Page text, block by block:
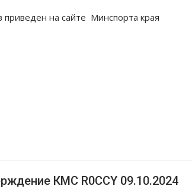
на сайте Минспорта края
КМС R0CCY 09.10.2024